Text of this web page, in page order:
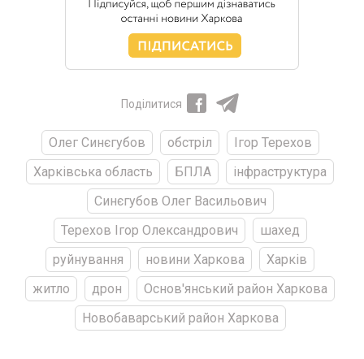
Поділитися
Олег Синєгубов обстріл
Ігор Терехов
Харківська область
БПЛА
інфраструктура
Синєгубов Олег Васильович
Терехов Ігор Олександрович
шахед
руйнування
новини Харкова
Харків
житло
дрон
Основ'янський район Харкова
Новобаварський район Харкова